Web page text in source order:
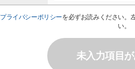
プライバシーポリシーを必ずお読みください。
い。
未入力項目